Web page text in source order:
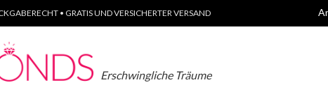
• GRATIS UND VERSICHERTER VERSAND
Erschwingliche Träume